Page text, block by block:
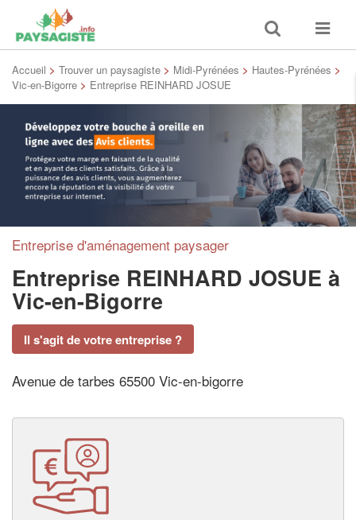
Toggle
search
Toggle
Accueil > Trouver un paysagiste > Midi-Pyrénées > Hautes-Pyrénées >
Vic-en-Bigorre > Entreprise REINHARD JOSUE
Entreprise d'aménagement paysager
Entreprise REINHARD JOSUE à
Vic-en-Bigorre
Il s'agit de votre entreprise ?
Avenue de tarbes 65500 Vic-en-bigorre